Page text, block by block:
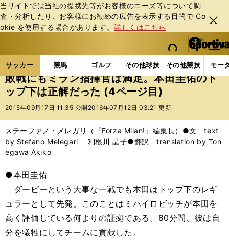
当サイトでは当社の提携先等がお客様のニーズ等について調
査・分析したり、お客様にお勧めの広告を表⽰する⽬的で Co
okie を使⽤する場合があります。詳しくはこちら
閉じ
る
web Sportiva (webスポルティーバ)
検索
マイペ
ー
ジ
メニュ
サッカー 競馬 ゴルフ その他球技 その他競技 モー
ス
ポ
ル
バ
サッカーの記事一覧 海外サッカー 海外サッカー
敗戦にもミラン指揮官は満足。本田圭佑のト
ップ下は正解だった (4ページ目)
2015年09月17日 11:35 公開 2016年07月12日 03:21 更新
ステーファノ・メレガリ（『Forza Milan!』編集長）●文 text
by Stefano Melegari 利根川 晶子●翻訳 translation by Ton
egawa Akiko
●本田圭佑
ダービーという大事な一戦でも本田はトップ下のレギ
ュラーとして先発。このことはミハイロビッチが本田を
高く評価している何よりの証拠である。80分間、彼は自
分を犠牲にしてチームに貢献した。